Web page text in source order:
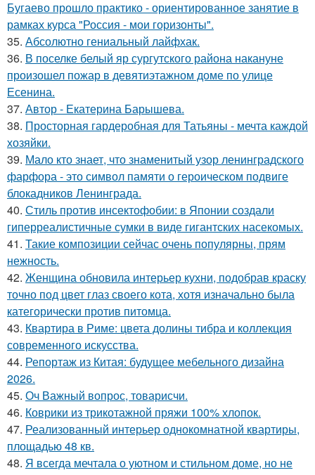
Бугаево прошло практико - ориентированное занятие в
рамках курса "Россия - мои горизонты".
35. Абсолютно гениальный лайфхак.
36. В поселке белый яр сургутского района накануне
произошел пожар в девятиэтажном доме по улице
Есенина.
37. Автор - Екатерина Барышева.
38. Просторная гардеробная для Татьяны - мечта каждой
хозяйки.
39. Мало кто знает, что знаменитый узор ленинградского
фарфора - это символ памяти о героическом подвиге
блокадников Ленинграда.
40. Стиль против инсектофобии: в Японии создали
гиперреалистичные сумки в виде гигантских насекомых.
41. Такие композиции сейчас очень популярны, прям
нежность.
42. Женщина обновила интерьер кухни, подобрав краску
точно под цвет глаз своего кота, хотя изначально была
категорически против питомца.
43. Квартира в Риме: цвета долины тибра и коллекция
современного искусства.
44. Репортаж из Китая: будущее мебельного дизайна
2026.
45. Оч Важный вопрос, товарисчи.
46. Коврики из трикотажной пряжи 100% хлопок.
47. Реализованный интерьер однокомнатной квартиры,
площадью 48 кв.
48. Я всегда мечтала о уютном и стильном доме, но не